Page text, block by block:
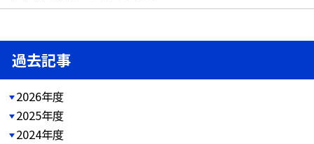
過去記事
2026年度
2025年度
2024年度